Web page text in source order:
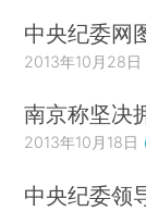
中央纪委网
2013年10月28日
南京称坚决
2013年10月18日
中央纪委领